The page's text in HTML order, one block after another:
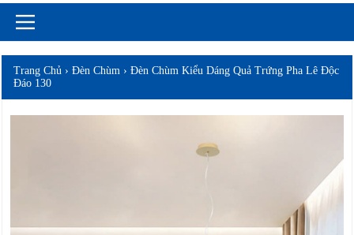
Trang Chủ ›Đèn Chùm ›Đèn Chùm Kiểu Dáng Quả Trứng Pha Lê Độc
Đáo 130